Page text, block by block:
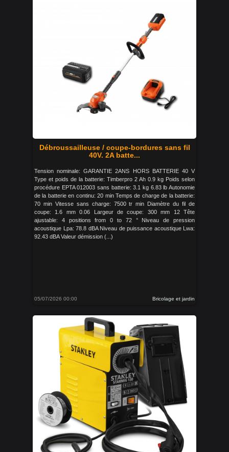
Débroussailleuse / coupe-bordures sans fil
40V. 2A batte...
Tension nominale: GARANTIE 2ANS HORS BATTERIE 40 V
Type et poids de la batterie: Timberpro 2 Ah 0.9 kg Poids selon
procédure EPTA 012003 sans batterie: 3.1 kg 6.83 lb Autonomie
de la batterie en continu: 20 min Temps de charge de la batterie:
70 min Vitesse sans charge: 7500 tr min Diamètre du fil de
coupe: 1.6 mm 0.06 Largeur de coupe: 300 mm 12 Tête
ajustable: 4 positions from 0 to 72 ° Niveau de pression
acoustique Lpa: 78.8 dBA Niveau de puissance acoustique Lwa:
92.43 dBA Valeur démission (...)
05/07/2026 00:00 Bricolage et jardin